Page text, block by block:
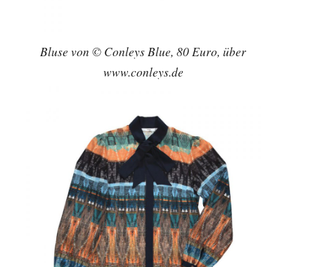
Bluse von © Conleys Blue, 80 Euro, über
www.conleys.de